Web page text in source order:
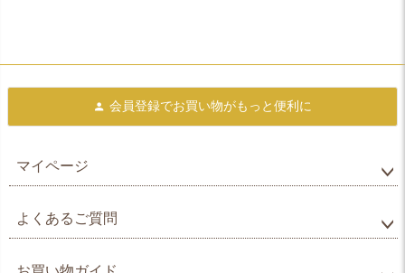
会員登録でお買い物がもっと便利に
マイページ
よくあるご質問